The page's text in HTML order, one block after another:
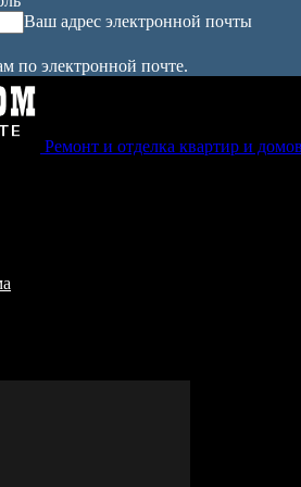
Ваш адрес электронной почты
по электронной почте.
Ремонт и отделка квартир и